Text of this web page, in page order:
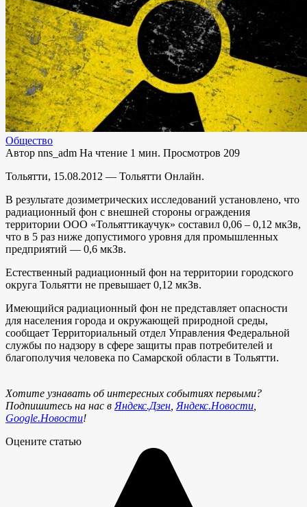
Общество
Автор nns_adm На чтение 1 мин. Просмотров 209
Тольятти, 15.08.2012 — Тольятти Онлайн.
В результате дозиметрических исследований установлено, что
радиационный фон с внешней стороны ограждения
территории ООО «Тольяттикаучук» составил 0,06 – 0,12 мкЗв,
что в 5 раз ниже допустимого уровня для промышленных
предприятий — 0,6 мкЗв.
Естественный радиационный фон на территории городского
округа Тольятти не превышает 0,12 мкЗв.
Имеющийся радиационный фон не представляет опасности
для населения города и окружающей природной среды,
сообщает Территориальный отдел Управления Федеральной
службы по надзору в сфере защиты прав потребителей и
благополучия человека по Самарской области в Тольятти.
Хотите узнавать об интересных событиях первыми?
Подпишитесь на нас в Яндекс.Дзен Яндекс.Новости
Google.Новости!
Оцените статью